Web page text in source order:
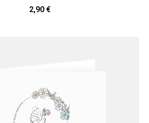
2,90 €